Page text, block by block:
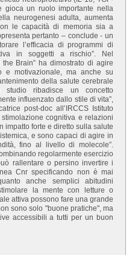
gioca un ruolo importante nella
neurogenesi adulta, aumenta
le capacità di memoria sia a
pertanto – conclude - un
l’efficacia di programmi di
in soggetti a rischio”. Nel
Brain” ha dimostrato di agire
e motivazionale, ma anche su
della salute cerebrale
studio ribadisce un concetto
influenzato dallo stile di vita”,
post-doc all’IRCCS Istituto
cognitiva e relazioni
impatto forte e diretto sulla salute
e sono capaci di agire in
fino al livello di molecole”.
regolarmente esercizio
rallentare o persino invertire i
Cnr specificando non è mai
anche semplici abitudini
la mente con letture o
attiva possono fare una grande
sono solo "buone pratiche", ma
accessibili a tutti per un buon